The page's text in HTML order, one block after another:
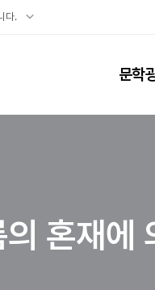
다.
공식
문학
혼재에